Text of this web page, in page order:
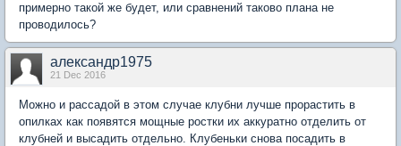
примерно такой же будет, или сравнений таково плана не
проводилось?
александр1975
21 Dec 2016
Можно и рассадой в этом случае клубни лучше прорастить в
опилках как появятся мощные ростки их аккуратно отделить от
клубней и высадить отдельно. Клубеньки снова посадить в